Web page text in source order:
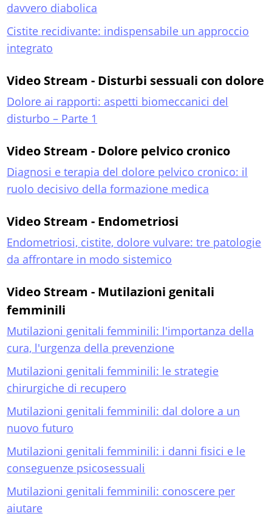
davvero diabolica
Cistite recidivante: indispensabile un approccio
integrato
Video Stream - Disturbi sessuali con dolore
Dolore ai rapporti: aspetti biomeccanici del
disturbo – Parte 1
Video Stream - Dolore pelvico cronico
Diagnosi e terapia del dolore pelvico cronico: il
ruolo decisivo della formazione medica
Video Stream - Endometriosi
Endometriosi, cistite, dolore vulvare: tre patologie
da affrontare in modo sistemico
Video Stream - Mutilazioni genitali
femminili
Mutilazioni genitali femminili: l'importanza della
cura, l'urgenza della prevenzione
Mutilazioni genitali femminili: le strategie
chirurgiche di recupero
Mutilazioni genitali femminili: dal dolore a un
nuovo futuro
Mutilazioni genitali femminili: i danni fisici e le
conseguenze psicosessuali
Mutilazioni genitali femminili: conoscere per
aiutare